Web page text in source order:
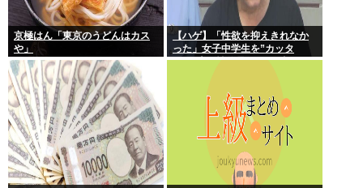
京極はん「東京のうどんはカス
や」
【ハゲ】「性欲を抑えきれなか
った」女子中学生を”カッタ
ー”で脅し性的暴行か 56歳の男